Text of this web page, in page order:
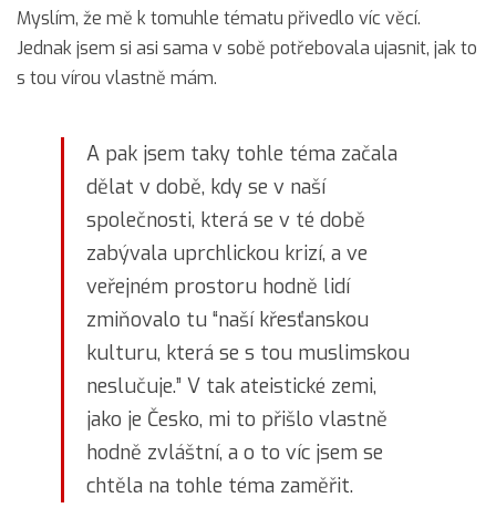
Myslím, že mě k tomuhle tématu přivedlo víc věcí.
Jednak jsem si asi sama v sobě potřebovala ujasnit, jak to
s tou vírou vlastně mám.
A pak jsem taky tohle téma začala
dělat v době, kdy se v naší
společnosti, která se v té době
zabývala uprchlickou krizí, a ve
veřejném prostoru hodně lidí
zmiňovalo tu “naší křesťanskou
kulturu, která se s tou muslimskou
neslučuje.” V tak ateistické zemi,
jako je Česko, mi to přišlo vlastně
hodně zvláštní, a o to víc jsem se
chtěla na tohle téma zaměřit.